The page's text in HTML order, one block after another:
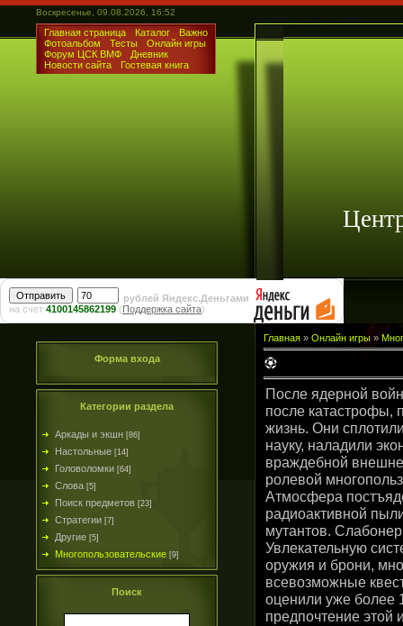
Воскресенье, 09.08.2026, 16:52
Главная страница Каталог
Важно
Фотоальбом
Тесты
Онлайн игры
Форум ЦСК ВМФ
Дневник
Новости сайта
Гостевая книга
рублей Яндекс.Деньгами
на счет 4100145862199 (Поддержка сайта)
Форма входа
Категории раздела
Аркады и экшн [86]
Настольные [14]
Головоломки [64]
Слова [5]
Поиск предметов [23]
Стратегии [7]
Другие [5]
Многопользовательские [9]
Поиск
Главная » Онлайн игры »
После ядерной
после катастрофы,
жизнь. Они
науку, наладили
враждебной
ролевой
Атмосфера
радиоактивной
мутантов.
Увлекательную
оружия и брони,
всевозможные
оценили уже более
предпочтение этой